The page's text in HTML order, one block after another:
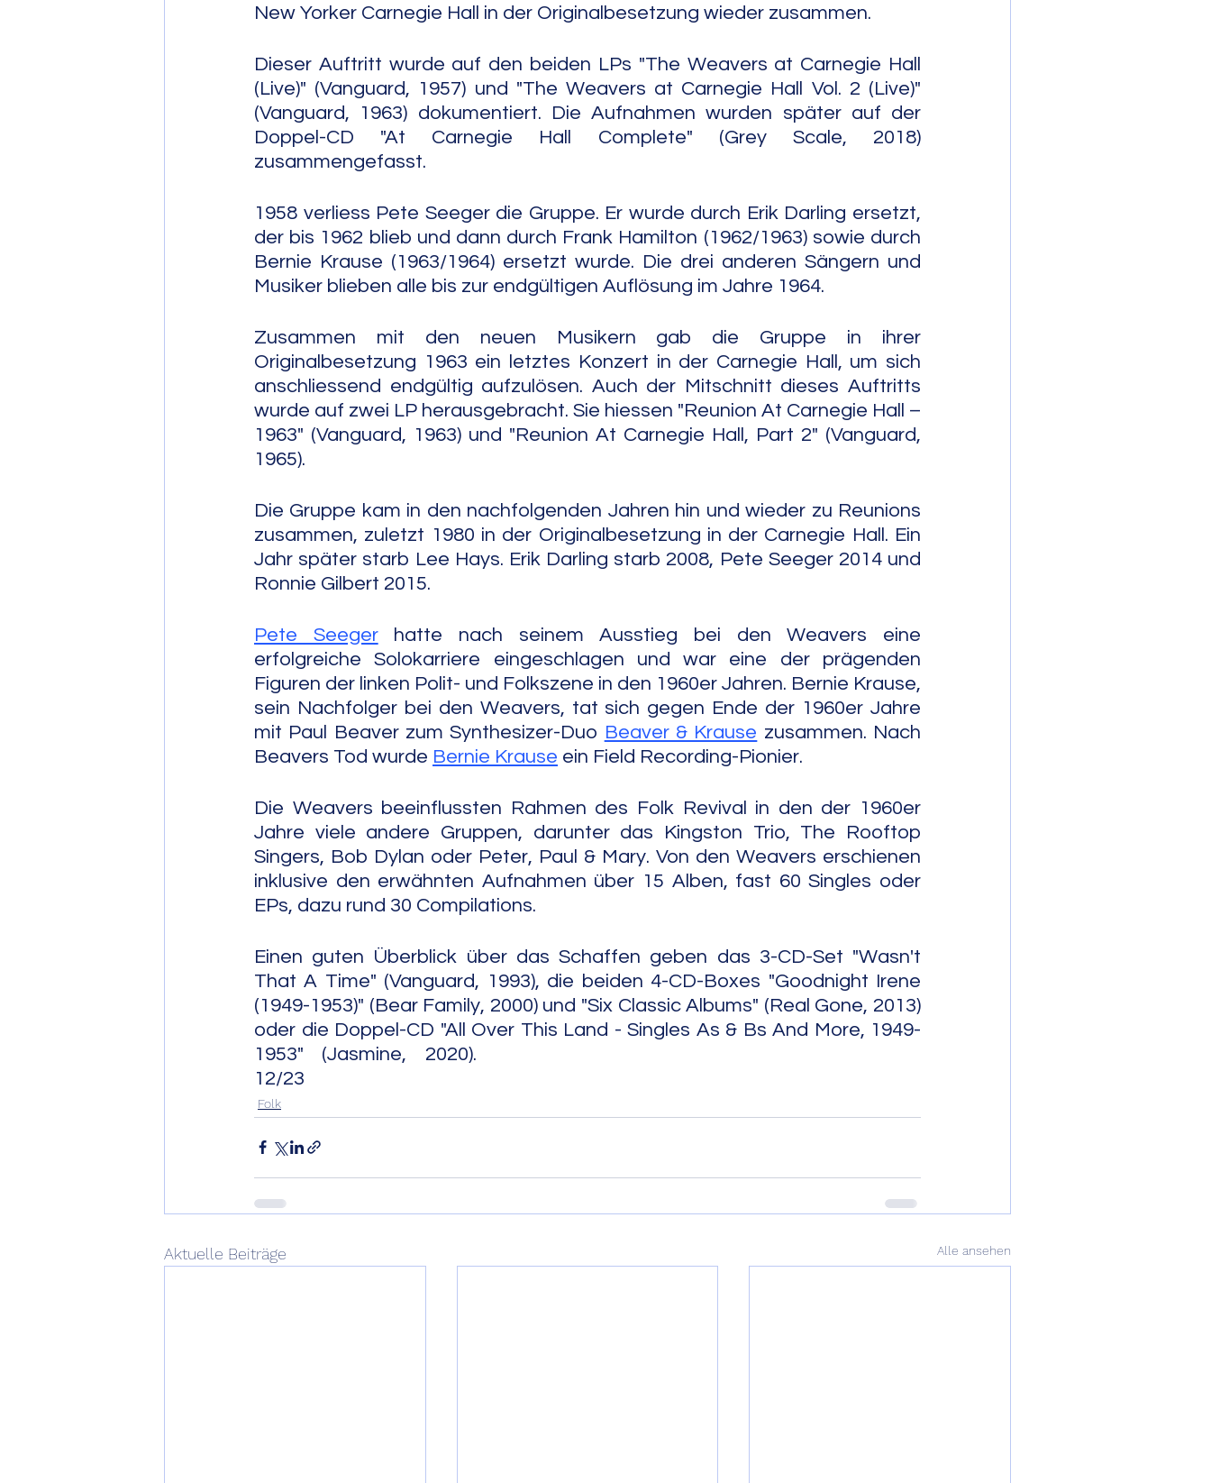
New Yorker Carnegie Hall in der Originalbesetzung wieder zusammen.
Dieser Auftritt wurde auf den beiden LPs "The Weavers at Carnegie Hall
(Live)" (Vanguard, 1957) und "The Weavers at Carnegie Hall Vol. 2 (Live)"
(Vanguard, 1963) dokumentiert. Die Aufnahmen wurden später auf der
Doppel-CD "At Carnegie Hall Complete" (Grey Scale, 2018)
zusammengefasst.
1958 verliess Pete Seeger die Gruppe. Er wurde durch Erik Darling ersetzt,
der bis 1962 blieb und dann durch Frank Hamilton (1962/1963) sowie durch
Bernie Krause (1963/1964) ersetzt wurde. Die drei anderen Sängern und
Musiker blieben alle bis zur endgültigen Auflösung im Jahre 1964.
Zusammen mit den neuen Musikern gab die Gruppe in ihrer
Originalbesetzung 1963 ein letztes Konzert in der Carnegie Hall, um sich
anschliessend endgültig aufzulösen. Auch der Mitschnitt dieses Auftritts
wurde auf zwei LP herausgebracht. Sie hiessen "Reunion At Carnegie Hall –
1963" (Vanguard, 1963) und "Reunion At Carnegie Hall, Part 2" (Vanguard,
1965).
Die Gruppe kam in den nachfolgenden Jahren hin und wieder zu Reunions
zusammen, zuletzt 1980 in der Originalbesetzung in der Carnegie Hall. Ein
Jahr später starb Lee Hays. Erik Darling starb 2008, Pete Seeger 2014 und
Ronnie Gilbert 2015.
Pete Seeger hatte nach seinem Ausstieg bei den Weavers eine
erfolgreiche Solokarriere eingeschlagen und war eine der prägenden
Figuren der linken Polit- und Folkszene in den 1960er Jahren. Bernie Krause,
sein Nachfolger bei den Weavers, tat sich gegen Ende der 1960er Jahre
mit Paul Beaver zum Synthesizer-Duo Beaver & Krause zusammen. Nach
Beavers Tod wurde Bernie Krause ein Field Recording-Pionier.
Die Weavers beeinflussten Rahmen des Folk Revival in den der 1960er
Jahre viele andere Gruppen, darunter das Kingston Trio, The Rooftop
Singers, Bob Dylan oder Peter, Paul & Mary. Von den Weavers erschienen
inklusive den erwähnten Aufnahmen über 15 Alben, fast 60 Singles oder
EPs, dazu rund 30 Compilations.
Einen guten Überblick über das Schaffen geben das 3-CD-Set "Wasn't
That A Time" (Vanguard, 1993), die beiden 4-CD-Boxes "Goodnight Irene
(1949-1953)" (Bear Family, 2000) und "Six Classic Albums" (Real Gone, 2013)
oder die Doppel-CD "All Over This Land - Singles As & Bs And More, 1949-
1953" (Jasmine, 2020).
12/23
Folk
Aktuelle Beiträge Alle ansehen